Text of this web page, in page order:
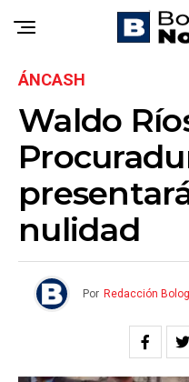
ÁNCASH
Waldo
nulidad
Por Redacción